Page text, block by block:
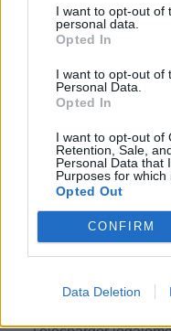
I want to opt-out of
personal data.
Opted In
I want to opt-out of
Personal Data.
Opted In
I want to opt-out of
Retention, Sale,
Personal Data that
Purposes for which
Opted Out
CONFIRM
Data Deletion
Paroles + Traduction
Commentaires
Pour prolonger
Vous aimez